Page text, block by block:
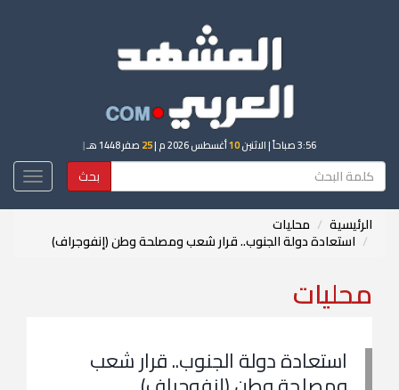
3:56 صباحاً | الاثنين10أغسطس 2026 م | 25 صفر 1448 هـ |
بحث
الرئيسية محليات
استعادة دولة الجنوب.. قرار شعب ومصلحة وطن (إنفوجراف)
محليات
استعادة دولة الجنوب.. قرار شعب